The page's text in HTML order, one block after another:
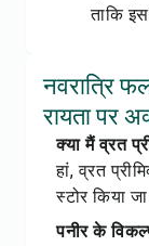
ताकि
नवरात्रि
रायता पर
क्या मैं व्रत
हां, व्रत
स्टोर किया
पनीर के